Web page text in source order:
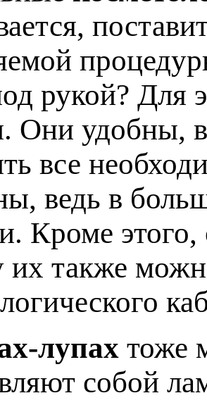
рукой? Для
Они удобны,
все
ведь в
Кроме
их также
лупах тоже
собой